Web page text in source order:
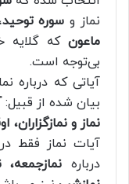
نماز و سوره توحید
ماعون که گلایه
بی‌توجه است.
آیاتی که درباره
بیان شده از قبیل:
نماز و
آیات نماز فقط
درباره